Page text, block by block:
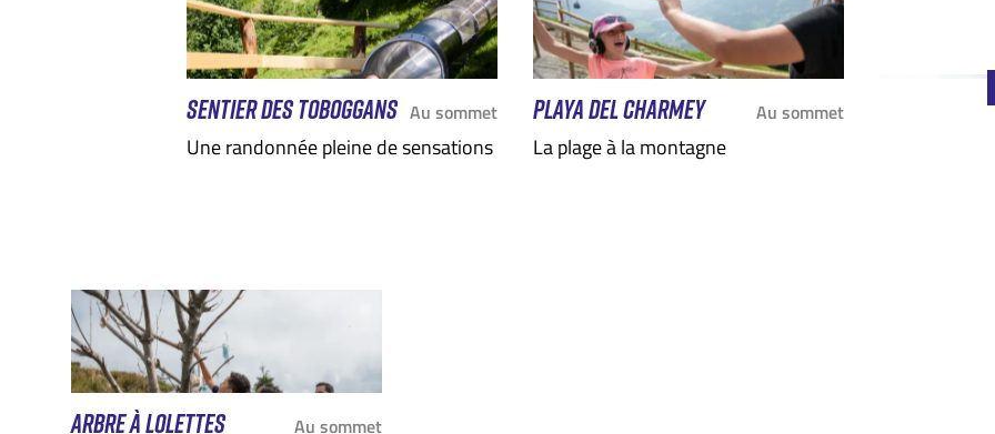
SENTIER DES TOBOGGANS Au sommet
Une randonnée pleine de sensations
PLAYA DEL CHARMEY Au sommet
La plage à la montagne
ARBRE À LOLETTES Au sommet